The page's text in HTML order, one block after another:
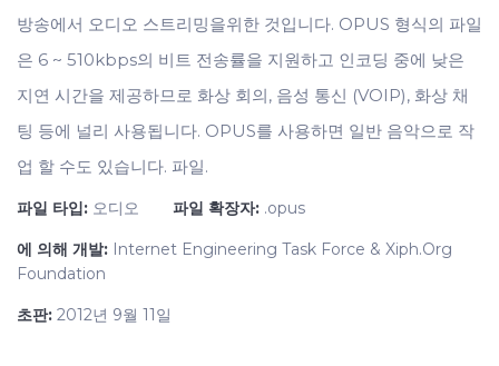
방송에서 오디오 스트리밍을위한 것입니다. OPUS 형식의 파일
은 6 ~ 510kbps의 비트 전송률을 지원하고 인코딩 중에 낮은
지연 시간을 제공하므로 화상 회의, 음성 통신 (VOIP), 화상 채
팅 등에 널리 사용됩니다. OPUS를 사용하면 일반 음악으로 작
업 할 수도 있습니다. 파일.
파일 타입: 오디오 파일 확장자: .opus
에 의해 개발: Internet Engineering Task Force & Xiph.Org
Foundation
초판: 2012년 9월 11일